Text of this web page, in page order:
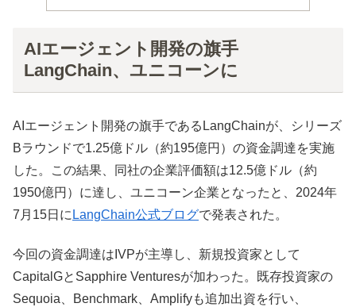
AIエージェント開発の旗手
LangChain、ユニコーンに
AIエージェント開発の旗手であるLangChainが、シリーズ
Bラウンドで1.25億ドル（約195億円）の資金調達を実施
した。この結果、同社の企業評価額は12.5億ドル（約
1950億円）に達し、ユニコーン企業となったと、2024年
7月15日に LangChain公式ブログで発表された。
今回の資金調達はIVPが主導し、新規投資家として
CapitalGとSapphire Venturesが加わった。既存投資家の
Sequoia、Benchmark、Amplifyも追加出資を行い、